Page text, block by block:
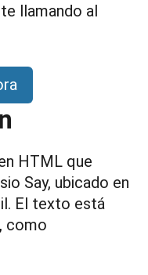
llamando al
HTML que
Say, ubicado en
El texto está
como